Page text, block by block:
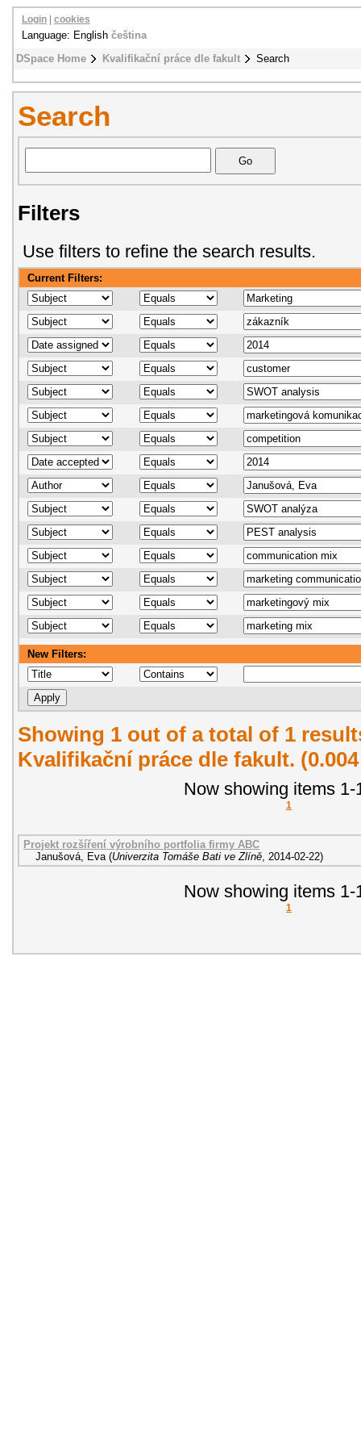
DSpace Home Kvalifikační práce dle fakult Search
Login cookies
Language: English čeština
Search
Filters
Use filters to refine the search results.
Current Filters:
New Filters:
Showing 1 out of a total of 1
Kvalifikační práce dle fakult.
Now showing items 1-
1
Projekt rozšíření výrobního portfolia firmy ABC
Janušová, Eva (Univerzita Tomáše Bati ve Zlíně 2014-02-22)
Now showing items 1-
1